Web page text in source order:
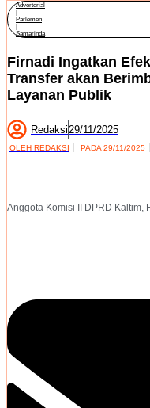
Advertorial
Parlemen
Samarinda
Firnadi Ingatkan
Transfer akan
Layanan Publik
Redaksi 29/11/2025
OLEH REDAKSI PADA 29/11/2025
Anggota Komisi II DPRD Kaltim,